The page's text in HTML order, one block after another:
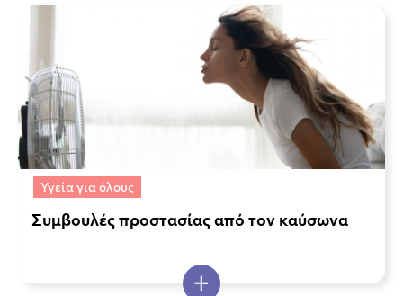
Υγεία για όλους
Συμβουλές προστασίας από τον καύσωνα